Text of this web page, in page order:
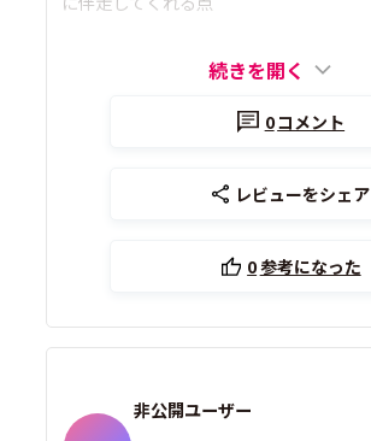
続きを開く
0コメント
レビューをシェア
0参考になった
非公開ユーザー